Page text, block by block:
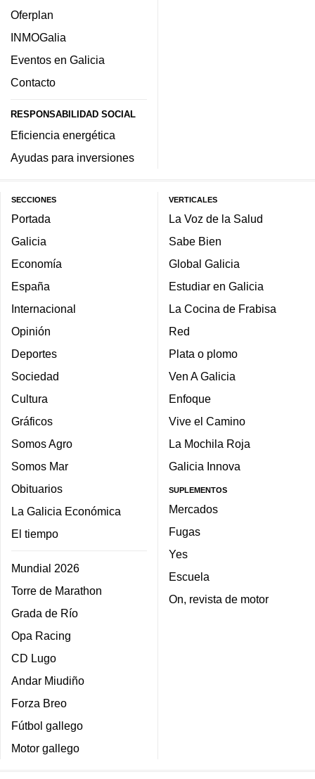
Oferplan
INMOGalia
Eventos en Galicia
Contacto
RESPONSABILIDAD SOCIAL
Eficiencia energética
Ayudas para inversiones
SECCIONES
Portada
Galicia
Economía
España
Internacional
Opinión
Deportes
Sociedad
Cultura
Gráficos
Somos Agro
Somos Mar
Obituarios
La Galicia Económica
El tiempo
Mundial 2026
Torre de Marathon
Grada de Río
Opa Racing
CD Lugo
Andar Miudiño
Forza Breo
Fútbol gallego
Motor gallego
VERTICALES
La Voz de la Salud
Sabe Bien
Global Galicia
Estudiar en Galicia
La Cocina de Frabisa
Red
Plata o plomo
Ven A Galicia
Enfoque
Vive el Camino
La Mochila Roja
Galicia Innova
SUPLEMENTOS
Mercados
Fugas
Yes
Escuela
On, revista de motor